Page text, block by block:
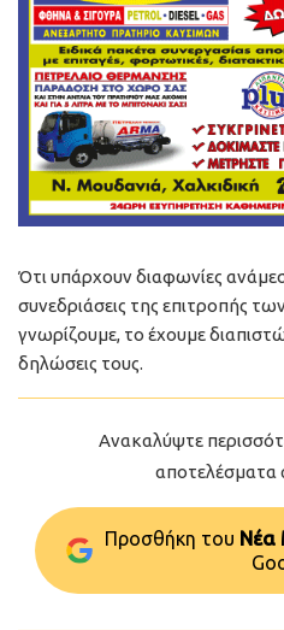
Ότι υπάρχουν διαφωνίες
συνεδριάσεις της επιτροπής
γνωρίζουμε, το έχουμε
δηλώσεις τους.
Ανακαλύψτε
αποτελέσματα
Προσθήκη του Νέα